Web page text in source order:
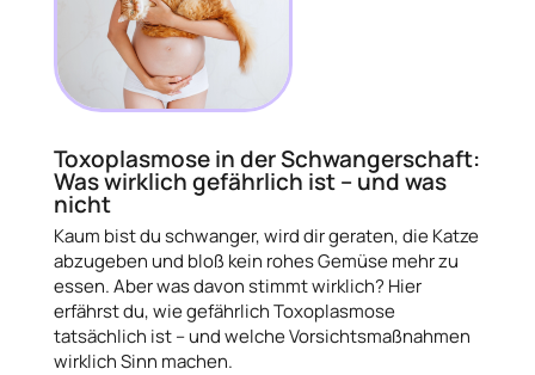
Toxoplasmose in der Schwangerschaft:
Was wirklich gefährlich ist – und was
nicht
Kaum bist du schwanger, wird dir geraten, die Katze
abzugeben und bloß kein rohes Gemüse mehr zu
essen. Aber was davon stimmt wirklich? Hier
erfährst du, wie gefährlich Toxoplasmose
tatsächlich ist – und welche Vorsichtsmaßnahmen
wirklich Sinn machen.